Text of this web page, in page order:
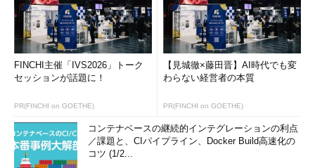
FINCHI主催「IVS2026」トーク
セッションが話題に！
PR(FINCHI on GOETHE)
【見城徹×藤田晋】AI時代でも変
わらない経営者の本質
PR(FINCHI on GOETHE)
コンテナベースの継続的インテグレーションの利点
／課題と、CIパイプライン、Docker Build高速化の
コツ (1/2...